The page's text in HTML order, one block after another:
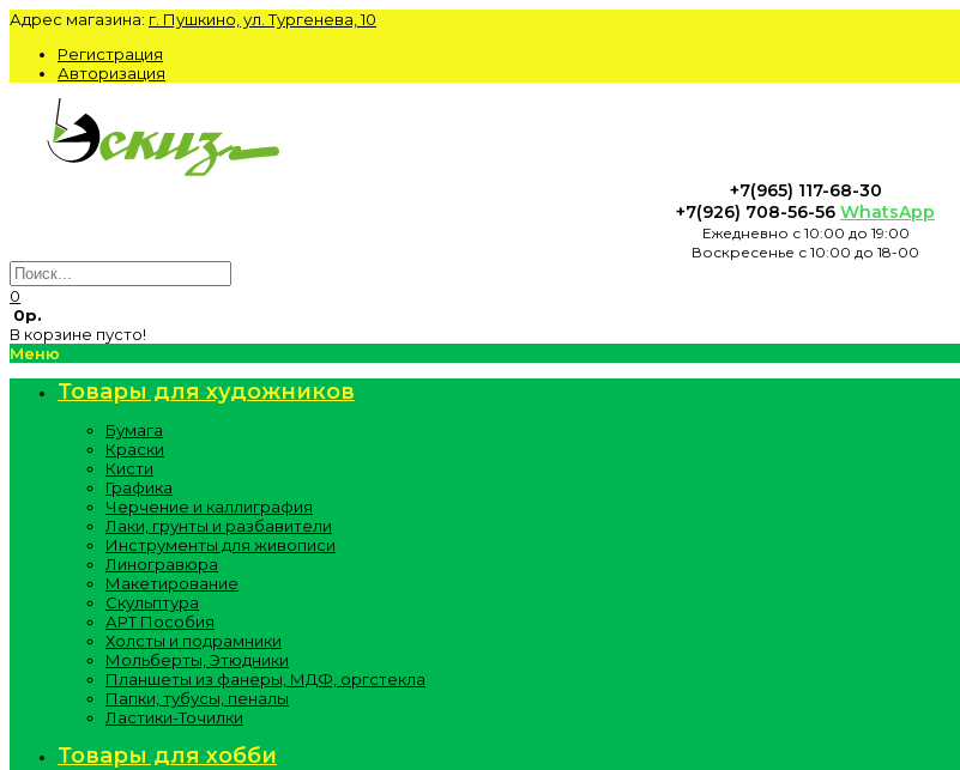
Адрес магазина: г. Пушкино, ул. Тургенева, 10
Регистрация
Авторизация
+7(965) 117-68-30
+7(926) 708-56-56 WhatsApp
Ежедневно с 10:00 до 19:00
Воскресенье с 10:00 до 18-00
0
0р.
В корзине пусто!
Меню
Товары для художников
Бумага
Краски
Кисти
Графика
Черчение и каллиграфия
Лаки, грунты и разбавители
Инструменты для живописи
Линогравюра
Макетирование
Скульптура
АРТ Пособия
Холсты и подрамники
Мольберты, Этюдники
Планшеты из фанеры, МДФ, оргстекла
Папки, тубусы, пеналы
Ластики-Точилки
Товары для хобби